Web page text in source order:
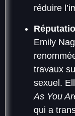
réduire
Emily
travaux
sexuel.
As You
qui a